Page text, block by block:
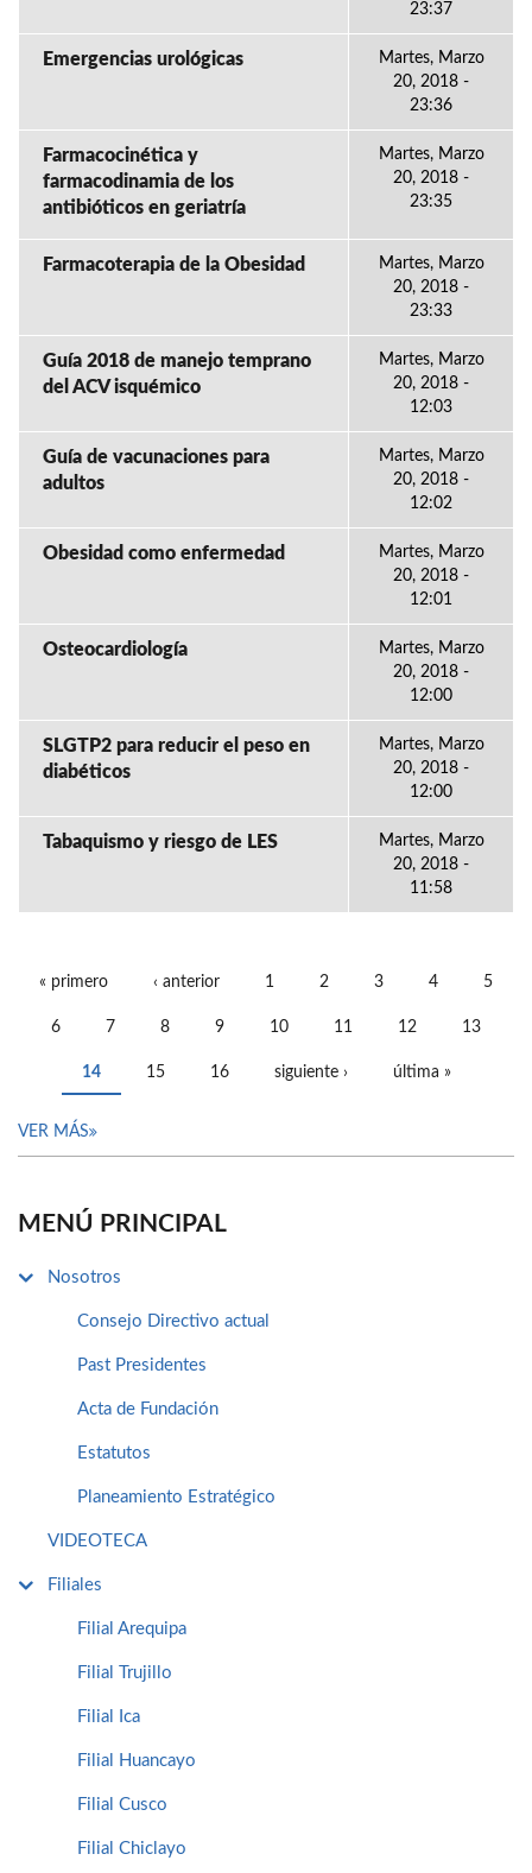
23:37
Emergencias urológicas
Martes, Marzo
20, 2018 -
23:36
Farmacocinética y
farmacodinamia de los
antibióticos en geriatría
Martes, Marzo
20, 2018 -
23:35
Farmacoterapia de la Obesidad
Martes, Marzo
20, 2018 -
23:33
Guía 2018 de manejo temprano
del ACV isquémico
Martes, Marzo
20, 2018 -
12:03
Guía de vacunaciones para
adultos
Martes, Marzo
20, 2018 -
12:02
Obesidad como enfermedad
Martes, Marzo
20, 2018 -
12:01
Osteocardiología
Martes, Marzo
20, 2018 -
12:00
SLGTP2 para reducir el peso en
diabéticos
Martes, Marzo
20, 2018 -
12:00
Tabaquismo y riesgo de LES
Martes, Marzo
20, 2018 -
11:58
« primero ‹ anterior 1 2 3 4 5
6 7 8 9 10 11 12 13
14 15 16 siguiente › última »
VER MÁS
MENÚ PRINCIPAL
Nosotros
Consejo Directivo actual
Past Presidentes
Acta de Fundación
Estatutos
Planeamiento Estratégico
VIDEOTECA
Filiales
Filial Arequipa
Filial Trujillo
Filial Ica
Filial Huancayo
Filial Cusco
Filial Chiclayo